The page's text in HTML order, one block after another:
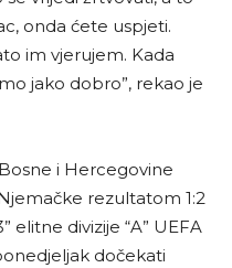
onda ćete uspjeti.
im vjerujem. Kada
jako dobro”, rekao je
i Hercegovine
rezultatom 1:2
elitne divizije “A” UEFA
dočekati